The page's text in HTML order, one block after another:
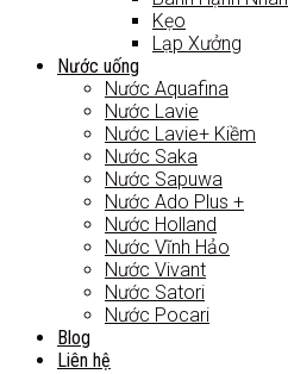
Kẹo
Lạp Xưởng
Nước uống
Nước Aquafina
Nước Lavie
Nước Lavie+ Kiềm
Nước Saka
Nước Sapuwa
Nước Ado Plus +
Nước Holland
Nước Vĩnh Hảo
Nước Vivant
Nước Satori
Nước Pocari
Blog
Liên hệ